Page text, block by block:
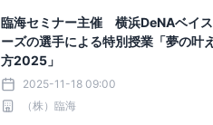
臨海セミナー主催 横浜DeNAベイ
ーズの選手による特別授業「夢の叶え
方2025」
2025-11-18 09:00
（株）臨海